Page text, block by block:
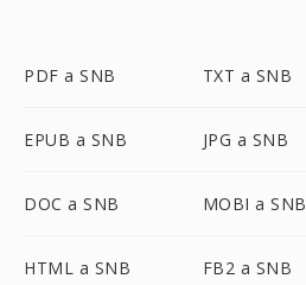
PDF a SNB TXT a SNB
EPUB a SNB JPG a SNB
DOC a SNB MOBI a SNB
HTML a SNB FB2 a SNB